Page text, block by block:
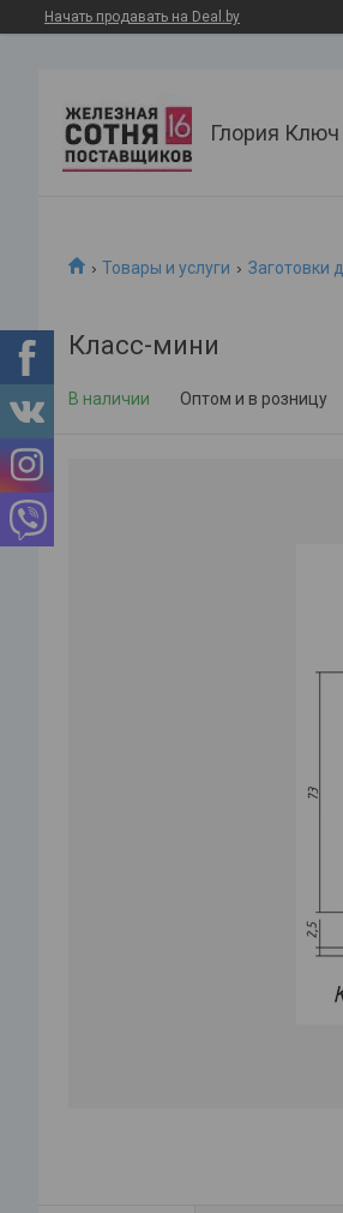
Начать продавать на Deal.by
Глория Ключ
Товары и услуги Заготовки
Класс-мини
В наличии Оптом и в розницу